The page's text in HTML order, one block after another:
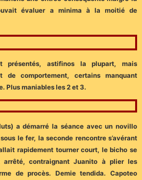
évaluer a minima à la moitié de
présentés, astifinos la plupart, mais
comportement, certains manquant
Plus maniables les 2 et 3.
a démarré la séance avec un novillo
le fer, la seconde rencontre s’avérant
rapidement tourner court, le bicho se
arrêté, contraignant Juanito à plier les
de procès. Demie tendida. Capoteo